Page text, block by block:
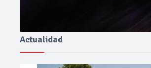
Actualidad